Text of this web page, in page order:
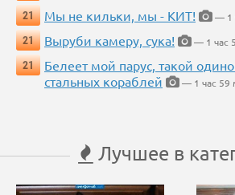
21
Мы не кильки, мы - КИТ!
— 1
21
Выруби камеру, сука!
— 1 час
21
Белеет мой парус, такой
стальных кораблей
— 1 час 59
Лучшее в